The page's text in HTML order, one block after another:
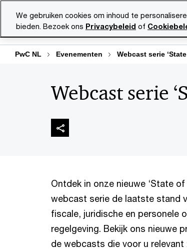
PwC NL Evenementen Webcast serie
Webcast serie
Ontdek in onze nieuwe ‘State of
webcast serie de laatste stand
fiscale, juridische en personele
regelgeving. Bekijk ons nieuwe
de webcasts die voor u relevant
We gebruiken cookies om inhoud te
bieden. Bezoek ons Privacybeleid of